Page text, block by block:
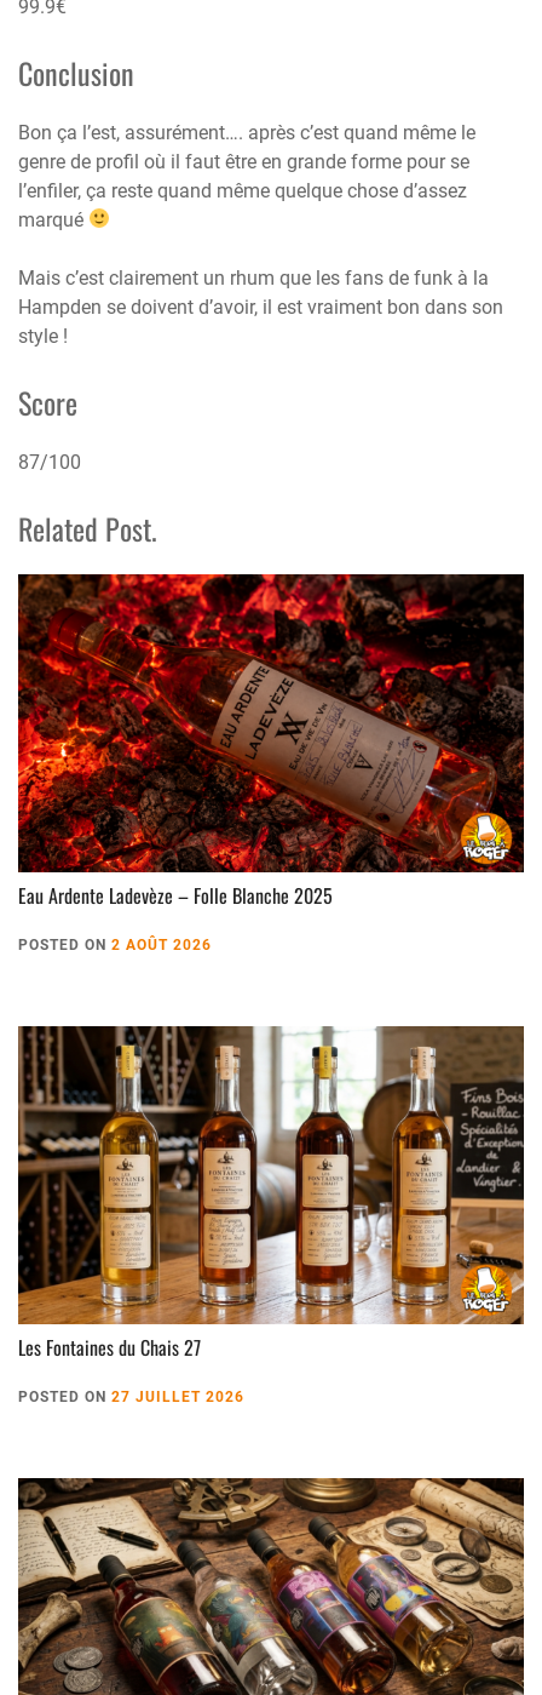
99.9€
Conclusion
Bon ça l’est, assurément…. après c’est quand même le
genre de profil où il faut être en grande forme pour se
l’enfiler, ça reste quand même quelque chose d’assez
marqué
Mais c’est clairement un rhum que les fans de funk à la
Hampden se doivent d’avoir, il est vraiment bon dans son
style !
Score
87/100
Related Post.
Eau Ardente Ladevèze – Folle Blanche 2025
POSTED ON 2 AOÛT 2026
Les Fontaines du Chais 27
POSTED ON 27 JUILLET 2026